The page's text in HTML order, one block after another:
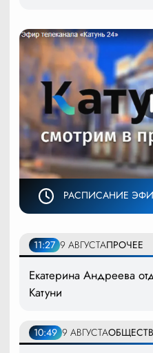
РАСПИСАНИЕ
11:27 9 АВГУСТАПРОЧЕЕ
Екатерина Андреева
Катуни
10:49 9 АВГУСТА